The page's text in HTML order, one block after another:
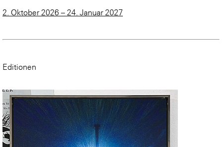
2. Oktober 2026 – 24. Januar 2027
Editionen